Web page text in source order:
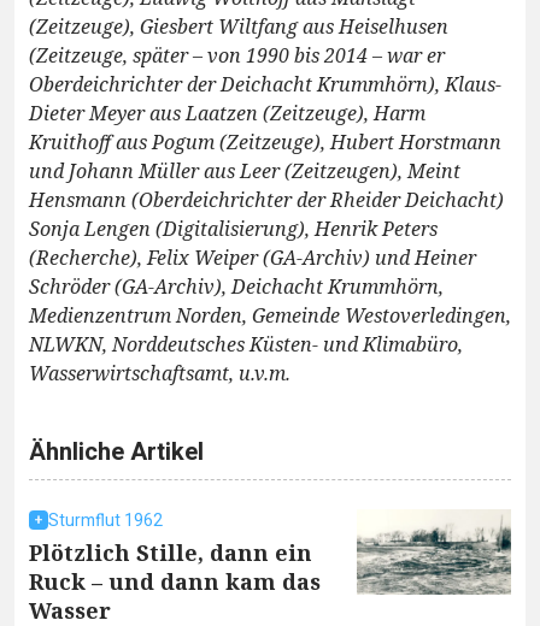
(Zeitzeuge), Giesbert Wiltfang aus Heiselhusen
(Zeitzeuge, später – von 1990 bis 2014 – war er
Oberdeichrichter der Deichacht Krummhörn), Klaus-
Dieter Meyer aus Laatzen (Zeitzeuge), Harm
Kruithoff aus Pogum (Zeitzeuge), Hubert Horstmann
und Johann Müller aus Leer (Zeitzeugen), Meint
Hensmann (Oberdeichrichter der Rheider Deichacht)
Sonja Lengen (Digitalisierung), Henrik Peters
(Recherche), Felix Weiper (GA-Archiv) und Heiner
Schröder (GA-Archiv), Deichacht Krummhörn,
Medienzentrum Norden, Gemeinde Westoverledingen,
NLWKN, Norddeutsches Küsten- und Klimabüro,
Wasserwirtschaftsamt, u.v.m.
Ähnliche Artikel
Sturmflut 1962
Plötzlich Stille, dann ein
Ruck – und dann kam das
Wasser